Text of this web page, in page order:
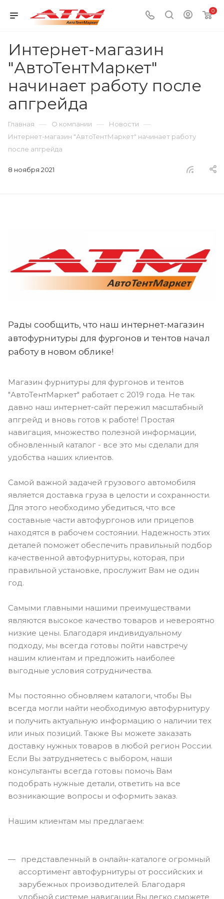
0
Интернет-магазин
"АвтоТентМаркет"
начинает работу после
апгрейда
Главная — О компании — Новости —
Интернет-магазин "АвтоТентМаркет" начинает работу
после апгрейда
8 ноября 2021
Рады сообщить, что наш интернет-магазин
автофурнитуры для фургонов и тентов начал
работу в новом облике!
Магазин фурнитуры для фургонов и тентов
"АвтоТентМаркет" работает с 2019 года. Не так
давно наш интернет-сайт пережил масштабный
апгрейд и вновь готов к работе! Простая
навигация, множество полезной информации,
обновленный каталог - все это мы сделали для
удобства наших клиентов.
Самой важной задачей грузового автомобиля
является доставка груза в целости и сохранности.
Для этого необходимо убедиться, что все
составные части автофургонов или прицепов
находятся в рабочем состоянии. Надежность этих
деталей поможет обеспечить правильный подбор
качественной автофурнитуры, которая, при
правильной установке, прослужит Вам не один
год.
Самыми главными нашими преимуществами
являются высокое качество товаров и невероятно
низкие цены. Благодаря индивидуальному
подходу, мы всегда готовы пойти навстречу
нашим клиентам и предложить наиболее
выгодные условия сотрудничества.
Мы постоянно обновляем каталоги, чтобы Вы
всегда могли найти необходимую автофурнитуру
и получить актуальную информацию о наличии тех
или иных позиций. Также Вы можете заказать
доставку нужных товаров в любой регион России.
Если Вы затрудняетесь с выбором, наши
консультанты всегда готовы помочь Вам
подобрать нужные детали, ответить на все
возникающие вопросы и оформить заказ.
Нашим клиентам мы предлагаем:
представленный в онлайн-каталоге огромный
ассортимент автофурнитуры от российских и
зарубежных производителей. Благодаря
удобной системе навигации Вы легко сможете